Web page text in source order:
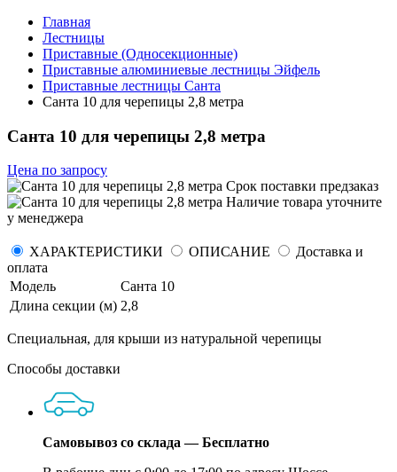
Главная
Лестницы
Приставные (Односекционные)
Приставные алюминиевые лестницы Эйфель
Приставные лестницы Санта
Санта 10 для черепицы 2,8 метра
Санта 10 для черепицы 2,8 метра
Цена по запросу
Срок поставки предзаказ
Наличие товара уточните
у менеджера
ХАРАКТЕРИСТИКИ ОПИСАНИЕ
Доставка и
оплата
Модель
Санта 10
Длина секции (м) 2,8
Специальная, для крыши из натуральной черепицы
Способы доставки
Самовывоз со склада — Бесплатно